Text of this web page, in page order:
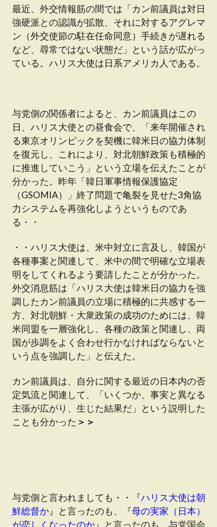
最近、外交情報筋の間では「カン前議員は対日
強硬派との認識が拡散、それに対するアグレマ
ン（外交使節の駐在任命同意）手続きが遅れる
など、尋常ではない状態だ」という話が広がっ
ている。ハリス大使は日系アメリカ人である。
与党側の関係者によると、カン前議員はこの
日、ハリス大使との昼食会で、「来年開催され
る東京オリンピックを契機に韓米日の協力体制
を復元し、これにより、対北朝鮮政策も積極的
に推進していこう」という立場を伝えたことが
分かった。昨年「韓日軍事情報保護協定
（GSOMIA）」終了問題で亀裂を見せた3角協
力システムを再強化しようというものであ
る・・
・・ハリス大使は、米中対立に言及し、韓国が
各種事案と関連して、米中の間で明確な立場表
明をしてくれるよう要請したことが分かった。
外交消息筋は「ハリス大使は韓米日の協力を強
調したカン前議員の立場に積極的に共感する一
方、対北朝鮮・大衆政策の成功のためには、韓
米同盟を一層強化し、各種の政策と関連し、両
国が歩調をよく合わせ行かなければならないと
いう点を強調した」と伝えた。
カン前議員は、自分に関する最近の日本内の否
定気流と関連して、「いくつか、事実と異なる
主張が広がり、生じた結果だ」という説明した
ことも分かった ＞＞
与党側と言われましても・・『ハリス大使は朝
鮮総督か 』と言ったのも、『母の実家（日本）
が恋しくなったのか 』と言ったのも、与党国会